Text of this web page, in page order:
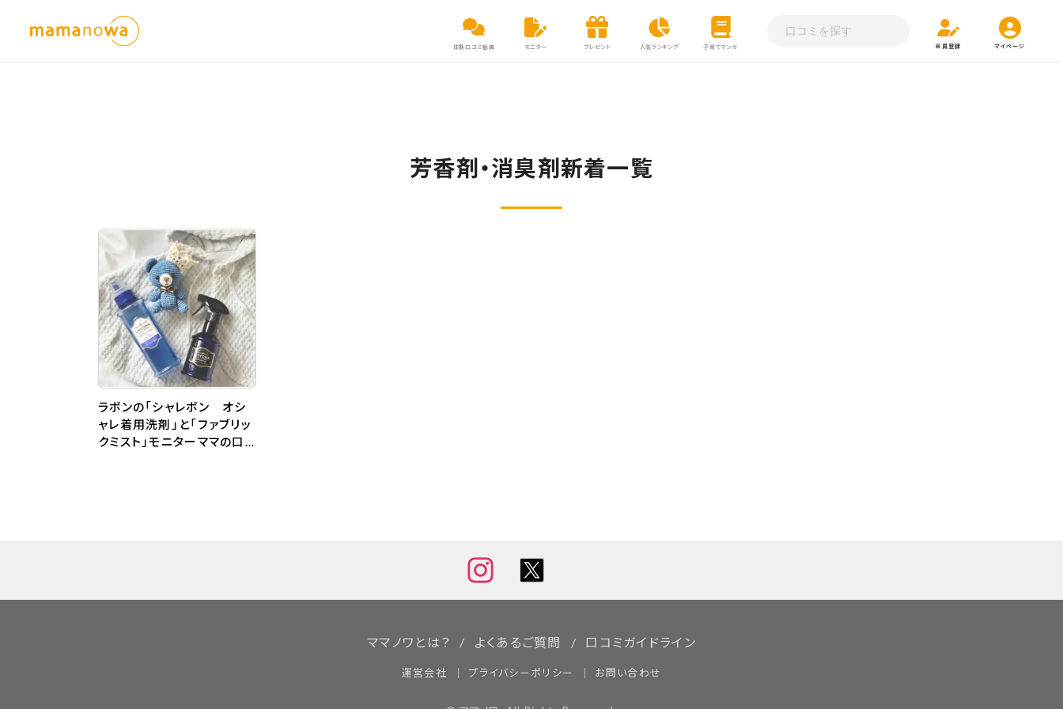
体験口コミ動画 モニター プレゼント 人気ランキング 子育てマンガ 会員登録 マイページ
芳香剤・消臭剤新着一覧
ラボンの「シャレボン オシ
ャレ着用洗剤」と「ファブリッ
クミスト」モニターママの口
ママノワとは？ よくあるご質問 口コミガイドライン
運営会社 プライバシーポリシー お問い合わせ